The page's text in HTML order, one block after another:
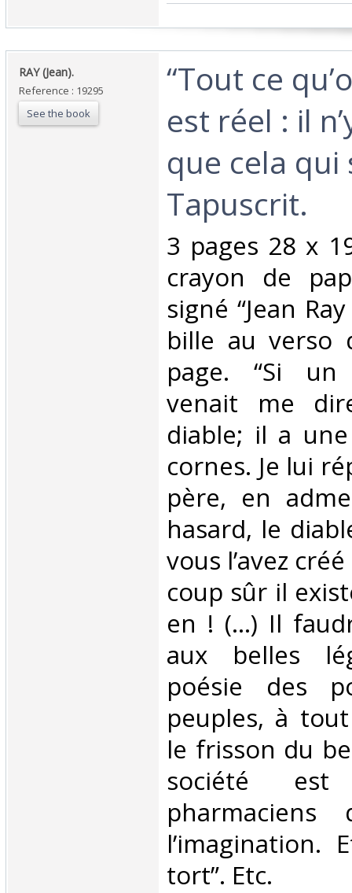
‎RAY (Jean).‎
Reference : 19295
See the book
‎“Tout ce
est réel : il
que cela qui
Tapuscrit.‎
‎3 pages 28 x
crayon de
signé “Jean
bille au verso
page. “Si
venait me
diable; il a
cornes. Je lui
père, en
hasard, le
vous l’avez
coup sûr il
en ! (...) Il
aux belles
poésie des
peuples, à
le frisson du
société
pharmaciens
tort”. Etc.‎